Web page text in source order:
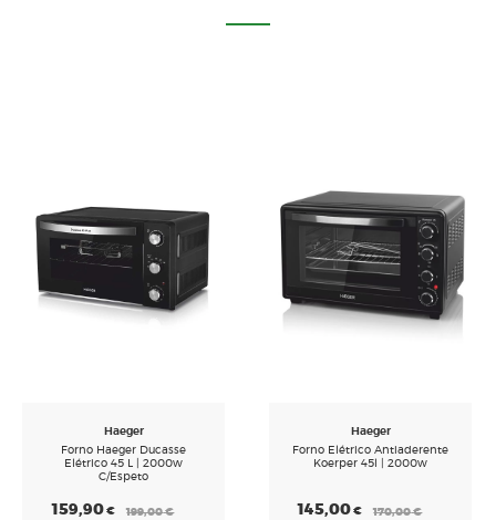
Forno Elétrico Antiaderente
Koerper 45l | 2000w
145,00€ 170,00 €
Forno Eletrico 60l
159,90€ 199,00 €